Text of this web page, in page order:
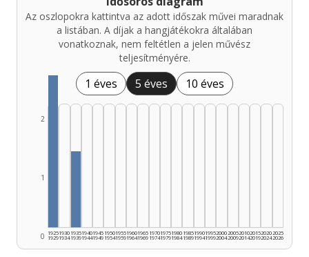
Az oszlopokra kattintva az adott időszak művei maradnak
a listában. A díjak a hangjátékokra általában
vonatkoznak, nem feltétlen a jelen művész
teljesítményére.
1 éves 5 éves 10 éves
0
1
2
1925
1929
1930
1934
1935
1939
1940
1944
1945
1949
1950
1954
1955
1959
1960
1964
1965
1969
1970
1974
1975
1979
1980
1984
1985
1989
1990
1994
1995
1999
2000
2004
2005
2009
2010
2014
2015
2019
2020
2024
2025
2026